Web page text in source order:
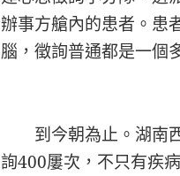
辦事方艙內的患者。患
腦，徵詢普通都是一個
到今朝為止。湖南西
詢400屢次，不只有疾